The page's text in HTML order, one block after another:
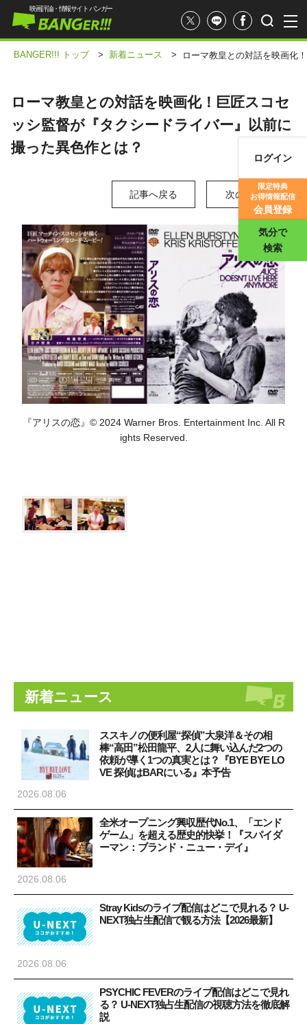
映画評価
映画評論・情報サイト バンガー
ログイン
限定特典
お得情報配信
会員登録
気分で
検索
BANGER!!! トップ > 新着ニュース > ローマ教皇との対話を映画化
ローマ教皇との対話を映画化！巨匠スコセ
ッシ監督が『タクシードライバー』以前に
撮った異色作とは？
記事へ戻る 次の写真 >
『アリスの恋』© 2024 Warner Bros. Entertainment Inc. All R
ights Reserved.
新着ニュース
ススキノの便利屋“探偵”大泉洋＆その相
棒“高田”松田龍平、2人に舞い込んだ2つの
依頼が導く1つの真実とは？『BYE BYE LO
VE 探偵はBARにいる』本予告
2026.08.06
全米オープニング興収歴代No.1、「エンド
ゲーム」を超える歴史的快挙！『スパイダ
ーマン：ブランド・ニュー・デイ』
2026.08.06
Stray Kidsのライブ配信はどこで見れる？ U-
NEXT独占生配信で観る方法【2026最新】
2026.08.06
PSYCHIC FEVERのライブ配信はどこで見れ
る？ U-NEXT独占生配信の視聴方法を徹底解
説